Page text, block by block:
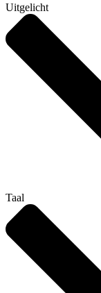
Uitgelicht
Taal